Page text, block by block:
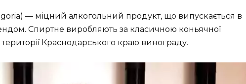
— міцний алкогольний продукт, що випускається в
Спиртне виробляють за класичною коньячної
території Краснодарського краю винограду.